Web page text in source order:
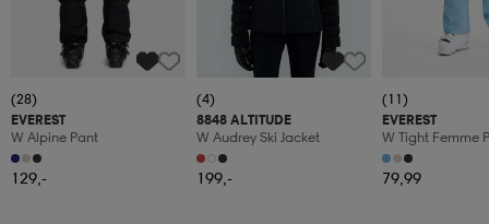
(28)
EVEREST
W Alpine Pant
129,-
(4)
8848 ALTITUDE
W Audrey Ski Jacket
199,-
(11)
EVEREST
W Tight Femme
79,99